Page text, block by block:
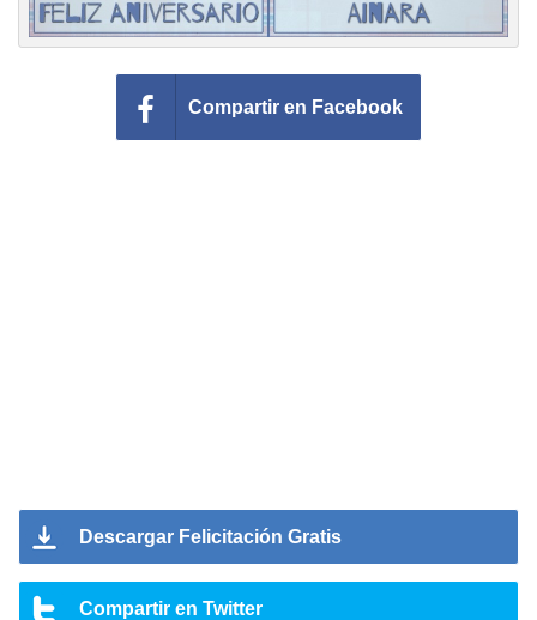
Compartir en Facebook
Descargar Felicitación Gratis
Compartir en Twitter